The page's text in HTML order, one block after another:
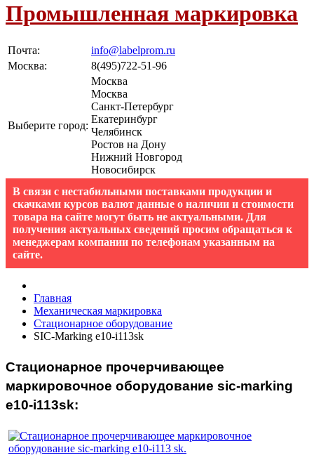
Промышленная маркировка
Почта:
info@labelprom.ru
Москва: 8(495)722-51-96
Выберите город:
Москва
Москва
Санкт-Петербург
Екатеринбург
Челябинск
Ростов на Дону
Нижний Новгород
Новосибирск
В связи с нестабильными поставками продукции и
скачками курсов валют данные о наличии и стоимости
товара на сайте могут быть не актуальными. Для
получения актуальных сведений просим обращаться к
менеджерам компании по телефонам указанным на
сайте.
Главная
Механическая маркировка
Стационарное оборудование
SIC-Marking e10-i113sk
Стационарное прочерчивающее
маркировочное оборудование sic-marking
e10-i113sk: